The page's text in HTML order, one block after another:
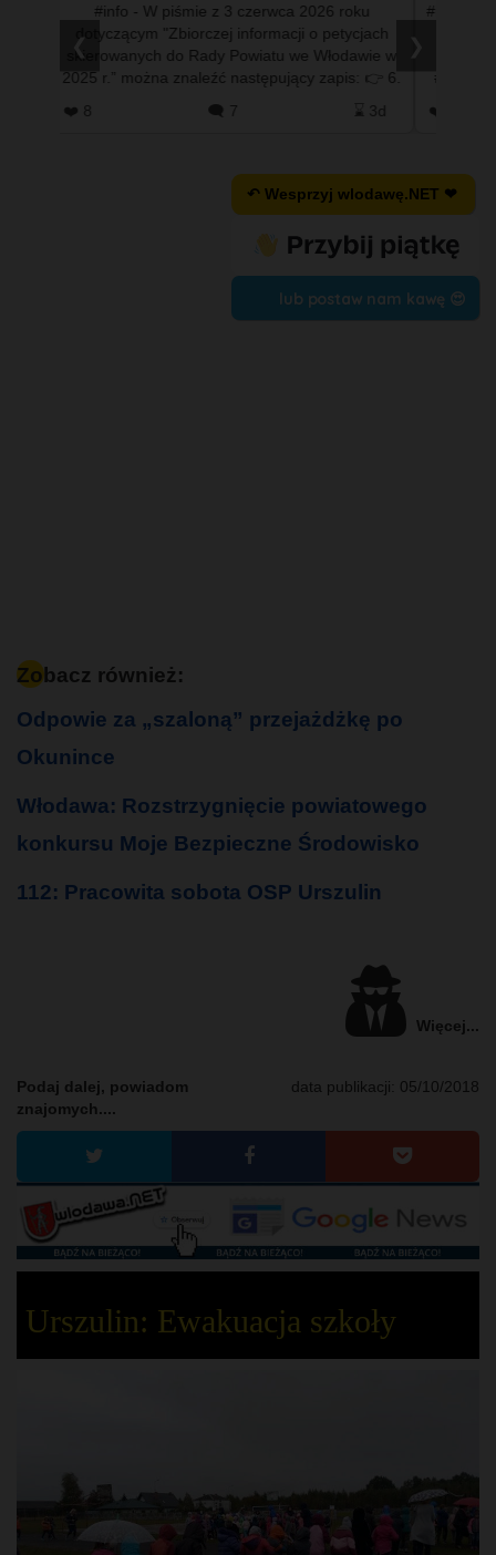
#info - W piśmie z 3 czerwca 2026 roku
dotyczącym "Zbiorczej informacji o petycjach
skierowanych do Rady Powiatu we Włodawie w
2025 r.” można znaleźć następujący zapis: 👉 6.
❤️ 8 🗨️ 7 ⌛ 3d
#info -
❤️ 21
❮
↶ Wesprzyj wlodawę.NET ❤
lub postaw nam kawę 😍
Zobacz również:
Odpowie za „szaloną” przejażdżkę po
Okunince
Włodawa: Rozstrzygnięcie powiatowego
konkursu Moje Bezpieczne Środowisko
112: Pracowita sobota OSP Urszulin
Więcej...
data publikacji: 05/10/2018
Podaj dalej, powiadom
znajomych....
Urszulin: Ewakuacja szkoły